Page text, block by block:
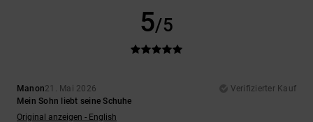
5/5
Manon21. Mai 2026
Verifizierter Kauf
Mein Sohn liebt seine Schuhe
Original anzeigen - English